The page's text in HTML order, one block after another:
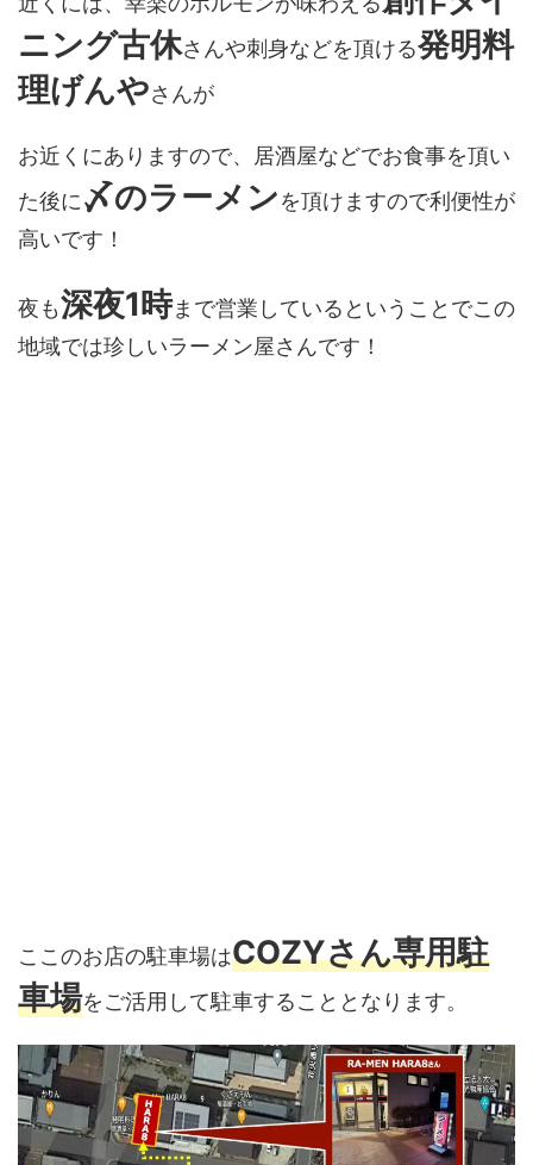
ニング古休さんや刺身などを頂ける発明料
理げんやさんが
お近くにありますので、居酒屋などでお食事を頂い
た後に〆のラーメンを頂けますので利便性が
高いです！
夜も深夜1時まで営業しているということでこの
地域では珍しいラーメン屋さんです！
ここのお店の駐車場はCOZYさん専用駐
車場をご活用して駐車することとなります。